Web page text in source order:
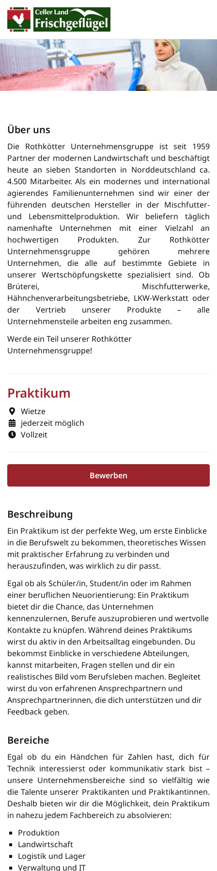
Praktikum
Wietze
jederzeit möglich
Vollzeit
Bewerben
Über uns
Die Rothkötter Unternehmensgruppe ist seit 1959
Partner der modernen Landwirtschaft und beschäftigt
heute an sieben Standorten in Norddeutschland ca.
4.500 Mitarbeiter. Als ein modernes und international
agierendes Familienunternehmen sind wir einer der
füh­ren­den deutschen Her­steller in der Misch­futter-
und Lebensmittelproduktion. Wir beliefern täglich
namenhafte Unter­neh­men mit einer Vielzahl an
hochwertigen Pro­dukten. Zur Rothkötter
Unternehmensgruppe gehören mehrere
Unternehmen, die alle auf bestimmte Gebiete in
unserer Wertschöpfungskette spezialisiert sind. Ob
Brüterei, Mischfutterwerke,
Hähnchenverarbeitungsbetriebe, LKW-Werkstatt oder
der Vertrieb unserer Produkte – alle
Unternehmensteile arbeiten eng zusammen.
Werde ein Teil unserer Rothkötter
Unternehmensgruppe!
Beschreibung
Ein Praktikum ist der perfekte Weg, um erste Einblicke
in die Berufswelt zu bekommen, theoretisches Wissen
mit praktischer Erfahrung zu verbinden und
herauszufinden, was wirklich zu dir passt.
Egal ob als Schüler/in, Student/in oder im Rahmen
einer beruflichen Neuorientierung: Ein Praktikum
bietet dir die Chance, das Unternehmen
kennenzulernen, Berufe auszuprobieren und wertvolle
Kontakte zu knüpfen. Während deines Praktikums
wirst du aktiv in den Arbeitsalltag eingebunden. Du
bekommst Einblicke in verschiedene Abteilungen,
kannst mitarbeiten, Fragen stellen und dir ein
realistisches Bild vom Berufsleben machen. Begleitet
wirst du von erfahrenen Ansprechpartnern und
Ansprechpartnerinnen, die dich unterstützen und dir
Feedback geben.
Bereiche
Egal ob du ein Händchen für Zahlen hast, dich für
Technik interessierst oder kommunikativ stark bist –
unsere Unternehmensbereiche sind so vielfältig wie
die Talente unserer Praktikanten und Praktikantinnen.
Deshalb bieten wir dir die Möglichkeit, dein Praktikum
in nahezu jedem Fachbereich zu absolvieren:
Produktion
Landwirtschaft
Logistik und Lager
Verwaltung und IT